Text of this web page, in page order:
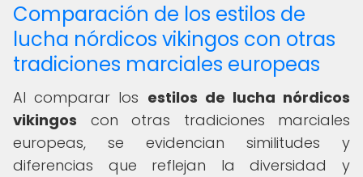
Comparación de los estilos de
lucha nórdicos vikingos con otras
tradiciones marciales europeas
Al comparar los estilos de lucha nórdicos
vikingos con otras tradiciones marciales
europeas, se evidencian similitudes y
diferencias que reflejan la diversidad y